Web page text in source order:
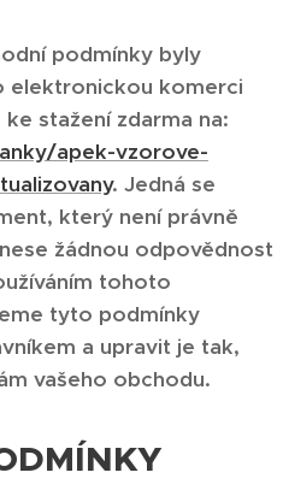
podmínky byly
elektronickou komerci
stažení zdarma na:
apek-vzorove-
. Jedná se
který není právně
žádnou odpovědnost
tohoto
tyto podmínky
a upravit je tak,
vašeho obchodu.